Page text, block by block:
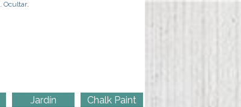
. Ocultar.
Jardín Chalk Paint